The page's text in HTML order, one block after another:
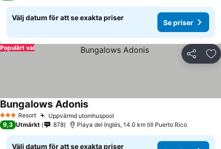
Välj datum för att se exakta priser
Se priser
Dela
Populärt val
3 StjärnorResort Uppvärmd utomhuspool
Bungalows Adonis
9,3 Utmärkt 878 Playa del Inglés, 14.0 km till Puerto Rico
Välj datum för att se exakta priser